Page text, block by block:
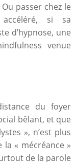
passer chez le
accéléré, si sa
d’hypnose, une
venue
du foyer
bêlant, et que
», n’est plus
« mécréance »
de la parole